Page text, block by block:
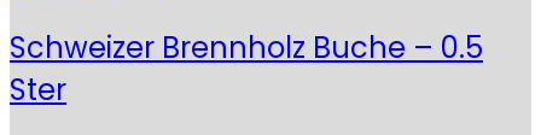
Schweizer Brennholz Buche – 0.5
Ster